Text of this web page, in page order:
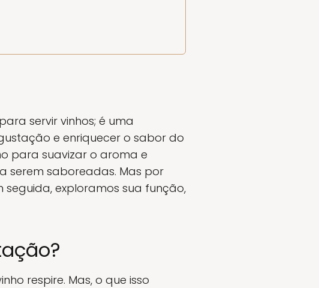
servir vinhos; é uma
e enriquecer o sabor do
para suavizar o aroma e
serem saboreadas. Mas por
exploramos sua função,
respire. Mas, o que isso